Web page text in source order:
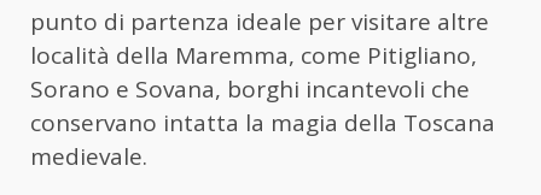
punto di partenza ideale per visitare altre
località della Maremma, come Pitigliano,
Sorano e Sovana, borghi incantevoli che
conservano intatta la magia della Toscana
medievale.